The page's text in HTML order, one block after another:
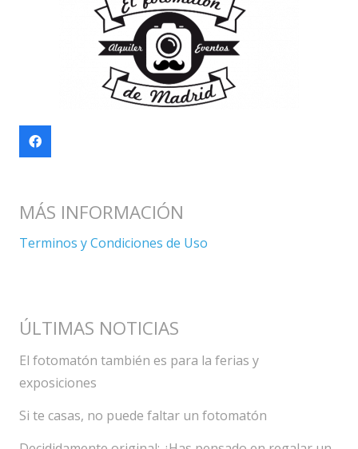
MÁS INFORMACIÓN
Terminos y Condiciones de Uso
ÚLTIMAS NOTICIAS
El fotomatón también es para la ferias y
exposiciones
Si te casas, no puede faltar un fotomatón